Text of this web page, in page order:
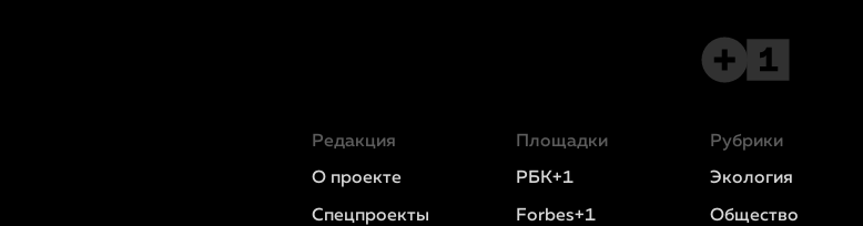
Редакция
О проекте
Спецпроекты
Площадки
РБК+1
Forbes+1
Рубрики
Экология
Общество